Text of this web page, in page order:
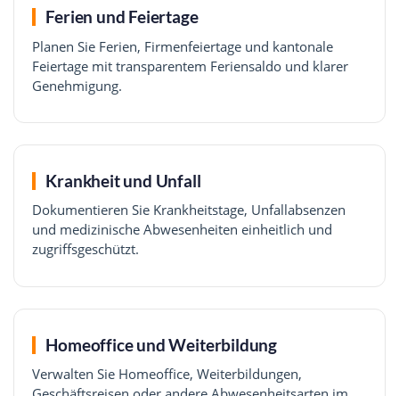
Ferien und Feiertage
Planen Sie Ferien, Firmenfeiertage und kantonale
Feiertage mit transparentem Feriensaldo und klarer
Genehmigung.
Krankheit und Unfall
Dokumentieren Sie Krankheitstage, Unfallabsenzen
und medizinische Abwesenheiten einheitlich und
zugriffsgeschützt.
Homeoffice und Weiterbildung
Verwalten Sie Homeoffice, Weiterbildungen,